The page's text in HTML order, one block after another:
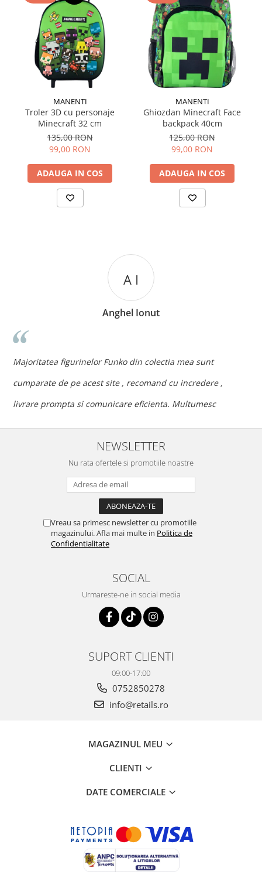
MANENTI
Troler 3D cu personaje
Minecraft 32 cm
135,00 RON
99,00 RON
ADAUGA IN COS
MANENTI
Ghiozdan Minecraft Face
backpack 40cm
125,00 RON
99,00 RON
ADAUGA IN COS
A I
Anghel Ionut
Majoritatea figurinelor Funko din colectia mea sunt
cumparate de pe acest site , recomand cu incredere ,
livrare prompta si comunicare eficienta. Multumesc
NEWSLETTER
Nu rata ofertele si promotiile noastre
Vreau sa primesc newsletter cu promotiile
magazinului. Afla mai multe in Politica de
Confidentialitate
SOCIAL
Urmareste-ne in social media
SUPORT CLIENTI
09:00-17:00
0752850278
info@retails.ro
MAGAZINUL MEU
CLIENTI
DATE COMERCIALE